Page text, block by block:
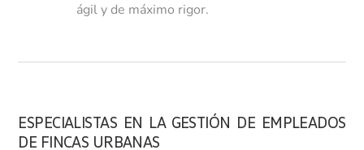
ágil y de máximo rigor.
ESPECIALISTAS EN LA GESTIÓN DE EMPLEADOS
DE FINCAS URBANAS